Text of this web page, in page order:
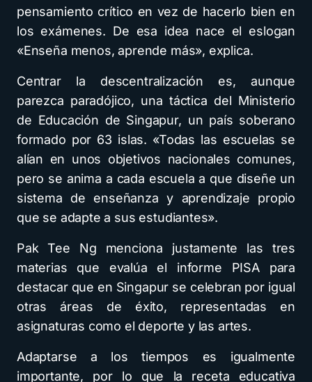
pensamiento crítico en vez de hacerlo bien en
los exámenes. De esa idea nace el eslogan
«Enseña menos, aprende más», explica.
Centrar la descentralización es, aunque
parezca paradójico, una táctica del Ministerio
de Educación de Singapur, un país soberano
formado por 63 islas. «Todas las escuelas se
alían en unos objetivos nacionales comunes,
pero se anima a cada escuela a que diseñe un
sistema de enseñanza y aprendizaje propio
que se adapte a sus estudiantes».
Pak Tee Ng menciona justamente las tres
materias que evalúa el informe PISA para
destacar que en Singapur se celebran por igual
otras áreas de éxito, representadas en
asignaturas como el deporte y las artes.
Adaptarse a los tiempos es igualmente
importante, por lo que la receta educativa